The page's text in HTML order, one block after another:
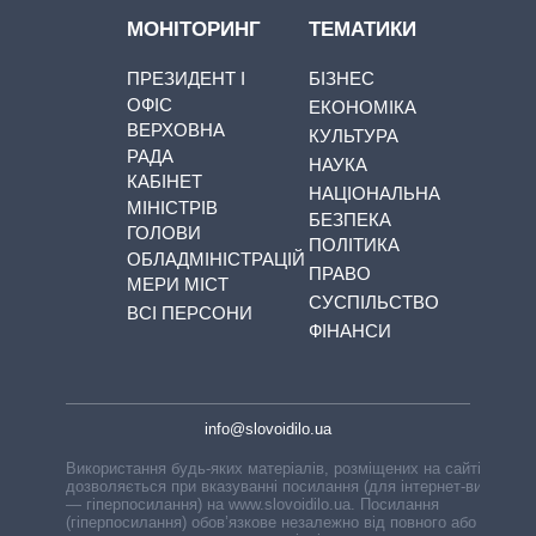
МОНІТОРИНГ
ПРЕЗИДЕНТ І
ОФІС
ВЕРХОВНА
РАДА
КАБІНЕТ
МІНІСТРІВ
ГОЛОВИ
ОБЛАДМІНІСТРАЦІЙ
МЕРИ МІСТ
ВСІ ПЕРСОНИ
ТЕМАТИКИ
БІЗНЕС
ЕКОНОМІКА
КУЛЬТУРА
НАУКА
НАЦІОНАЛЬНА
БЕЗПЕКА
ПОЛІТИКА
ПРАВО
СУСПІЛЬСТВО
ФІНАНСИ
info@slovoidilo.ua
Використання будь-яких матеріалів, розміщених на сайті,
дозволяється при вказуванні посилання (для інтернет-видань
— гіперпосилання) на www.slovoidilo.ua. Посилання
(гіперпосилання) обов’язкове незалежно від повного або